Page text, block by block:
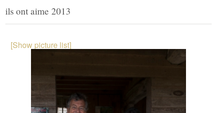
ils ont aime 2013
[Show picture list]